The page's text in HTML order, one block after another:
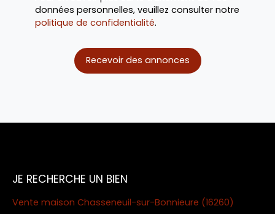
données personnelles, veuillez consulter notre
politique de confidentialité.
Recevoir des annonces
JE RECHERCHE UN BIEN
Vente maison Chasseneuil-sur-Bonnieure (16260)